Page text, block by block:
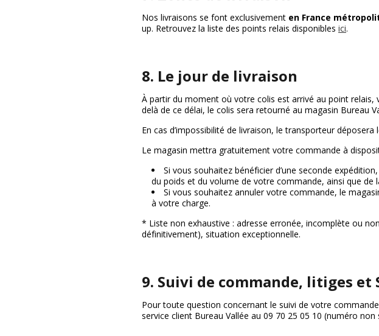
Nos livraisons se font exclusivement en France
up. Retrouvez la liste des points relais disponibles ici.
8. Le jour de livraison
À partir du moment où votre colis est arrivé au point relais,
delà de ce délai, le colis sera retourné au magasin Bureau
En cas d’impossibilité de livraison, le transporteur
Le magasin mettra gratuitement votre commande à
Si vous souhaitez bénéficier d’une seconde
du poids et du volume de votre commande, ainsi que de
Si vous souhaitez annuler votre commande, le
à votre charge.
* Liste non exhaustive : adresse erronée, incomplète ou
définitivement), situation exceptionnelle.
9. Suivi de commande, litiges et
Pour toute question concernant le suivi de votre
service client Bureau Vallée au 09 70 25 05 10 (numéro non